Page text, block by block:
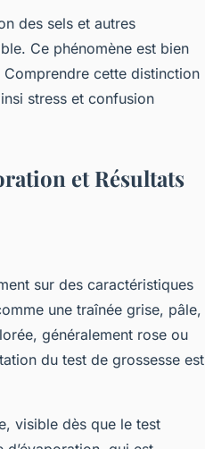
des sels et autres
Ce phénomène est bien
cette distinction
stress et confusion
et Résultats
sur des caractéristiques
une traînée grise, pâle,
généralement rose ou
du test de grossesse est
visible dès que le test